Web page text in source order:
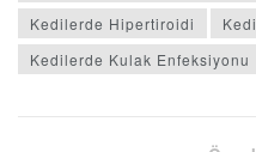
Kedilerde Hipertiroidi
Kedilerde Kulak Enfeksiyonu